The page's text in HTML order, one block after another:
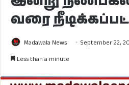
வரை
Madawala News September 22,
Less than a minute